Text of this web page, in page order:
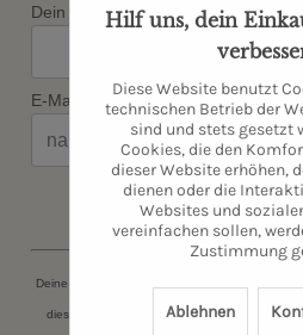
Dein Vorname*
E-Mail*
JETZT
Deine persönlichen Daten (Name, E-Mail-
dieser Zusendungen gespeichert. Du kannst
Hilf uns, dein
Diese Website benutzt
technischen Betrieb der
sind und stets gesetzt
Cookies, die den
dieser Website erhöhen,
dienen oder die
Websites und
vereinfachen sollen,
Zustimmung
Ablehnen